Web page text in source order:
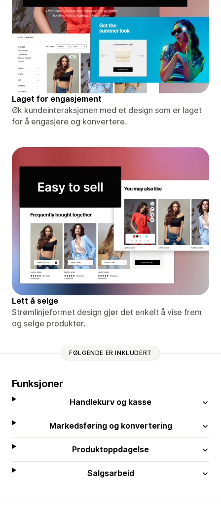
Laget for engasjement
Øk kundeinteraksjonen med et design som er laget
for å engasjere og konvertere.
Lett å selge
Strømlinjeformet design gjør det enkelt å vise frem
og selge produkter.
FØLGENDE ER INKLUDERT
Funksjoner
Handlekurv og kasse
Markedsføring og konvertering
Produktoppdagelse
Salgsarbeid